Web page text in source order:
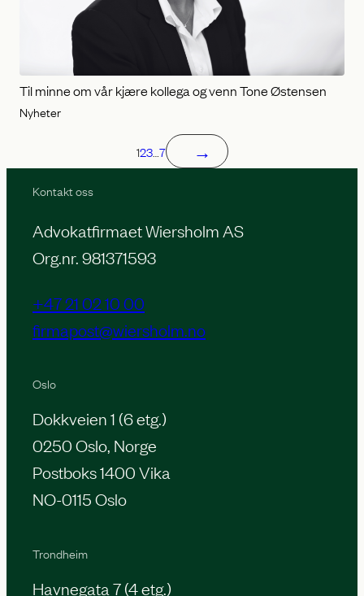
Til minne om vår kjære kollega og venn Tone Østensen
Nyheter
123… 7 →
Kontakt oss
Advokatfirmaet Wiersholm AS
Org.nr. 981371593
+47 21 02 10 00
firmapost@wiersholm.no
Oslo
Dokkveien 1 (6 etg.)
0250 Oslo, Norge
Postboks 1400 Vika
NO-0115 Oslo
Trondheim
Havnegata 7 (4 etg.)